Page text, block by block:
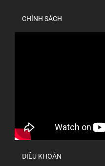
CHÍNH SÁCH
ĐIỀU KHOẢN